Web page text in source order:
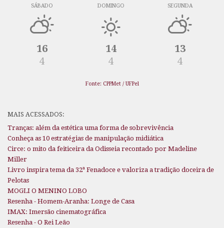
SÁBADO
16
4
DOMINGO
14
4
SEGUNDA
13
4
Fonte: CPPMet / UFPel
MAIS ACESSADOS:
Tranças: além da estética uma forma de sobrevivência
Conheça as 10 estratégias de manipulação midiática
Circe: o mito da feiticeira da Odisseia recontado por Madeline
Miller
Livro inspira tema da 32ª Fenadoce e valoriza a tradição doceira de
Pelotas
MOGLI O MENINO LOBO
Resenha - Homem-Aranha: Longe de Casa
IMAX: Imersão cinematográfica
Resenha - O Rei Leão